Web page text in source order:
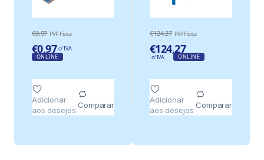
€0,97 PVP Física
€0,97 c/ IVA
ONLINE
Adicionar
aos desejos
Comparar
€124,27 PVP Física
€124,27
c/ IVA ONLINE
Adicionar
aos desejos
Comparar